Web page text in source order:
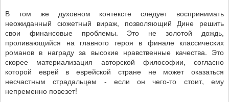
В том же духовном контексте следует воспринимать
неожиданный сюжетный вираж, позволяющий Дине решить
свои финансовые проблемы. Это не золотой дождь,
проливающийся на главного героя в финале классических
романов в награду за высокие нравственные качества. Это
скорее материализация авторской философии, согласно
которой еврей в еврейской стране не может оказаться
несчастным страдальцем - если он чего-то стоит, ему
непременно повезет!